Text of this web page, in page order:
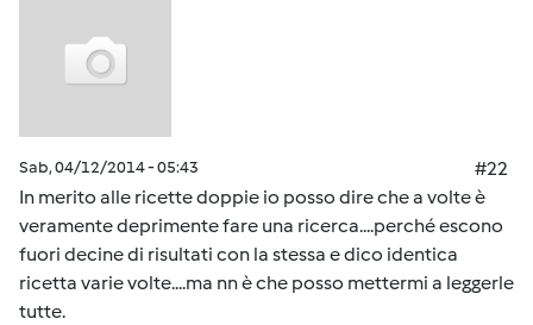
Sab, 04/12/2014 - 05:43
#22
In merito alle ricette doppie io posso dire che a volte è
veramente deprimente fare una ricerca....perché escono
fuori decine di risultati con la stessa e dico identica
ricetta varie volte....ma nn è che posso mettermi a leggerle
tutte.